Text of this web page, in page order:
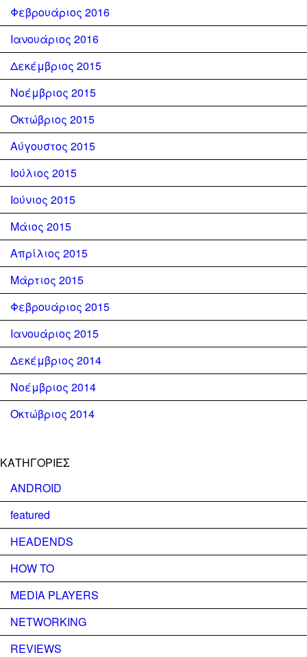
Φεβρουάριος 2016
Ιανουάριος 2016
Δεκέμβριος 2015
Νοέμβριος 2015
Οκτώβριος 2015
Αύγουστος 2015
Ιούλιος 2015
Ιούνιος 2015
Μάιος 2015
Απρίλιος 2015
Μάρτιος 2015
Φεβρουάριος 2015
Ιανουάριος 2015
Δεκέμβριος 2014
Νοέμβριος 2014
Οκτώβριος 2014
KΑΤΗΓΟΡΊΕΣ
ANDROID
featured
HEADENDS
HOW TO
MEDIA PLAYERS
NETWORKING
REVIEWS